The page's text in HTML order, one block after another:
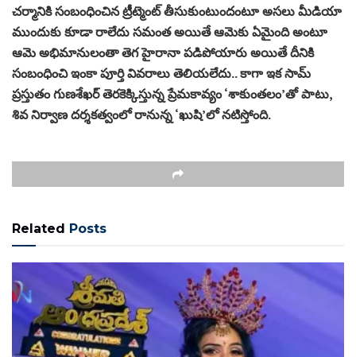
చర్మానికి సంబంధించిన ట్రీట్మెంట్ తీసుకుంటుందంటూ అసలు మీడియా
ముందుకు కూడా రాలేదు సమంత అయితే ఆమెకు ఏమైంది అంటూ
ఆమె అభిమానులంతా తెగ హైరానా పడిపోయారు అయితే దీనికి
సంబంధించి ఇంకా పూర్తి వివరాలు తెలియలేదు.. కాగా ఇక సామ్
ప్రస్తుతం గుణశేఖర్‌ తెరకెక్కిస్తున్న ప్రేమకావ్యం ‘శాకుంతలం’తో పాటు,
శివ నిర్వాణ దర్శకత్వంలో రానున్న ‘ఖుషి’లో నటిస్తోంది.
Related Posts